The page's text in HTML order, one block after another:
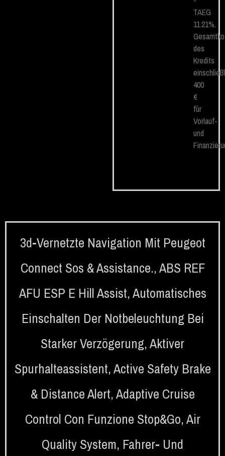
TAEG
11.21%.
des
Kredits
400
€
für
Vorlauf-
und
3d-Vernetzte Navigation Mit Peugeot
Connect Sos & Assistance.,ABS REF
AFU ESP E Hill Assist,Automatisches
Einschalten Der Notbeleuchtung Bei
Starker Verzögerung,Aktiver
Spurhalteassistent,Active Safety Brake
& Distance Alert,Adaptive Cruise
Control Con Funzione Stop&Go,Air
Quality System, Fahrer- Und